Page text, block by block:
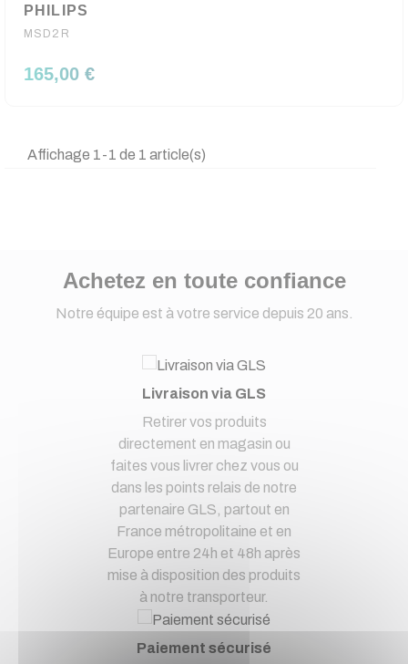
PHILIPS
MSD2R
165,00 €
Affichage 1-1 de 1 article(s)
Achetez en toute confiance
Notre équipe est à votre service depuis 20 ans.
Livraison via GLS
Retirer vos produits
directement en magasin ou
faites vous livrer chez vous ou
dans les points relais de notre
partenaire GLS, partout en
France métropolitaine et en
Europe entre 24h et 48h après
mise à disposition des produits
à notre transporteur.
Paiement sécurisé